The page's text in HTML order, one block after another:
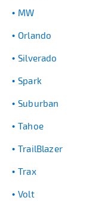
MW
Orlando
Silverado
Spark
Suburban
Tahoe
TrailBlazer
Trax
Volt